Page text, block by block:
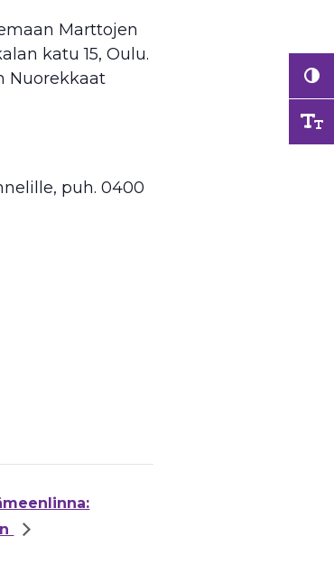
Marttojen
katu 15, Oulu.
Nuorekkaat
puh. 0400